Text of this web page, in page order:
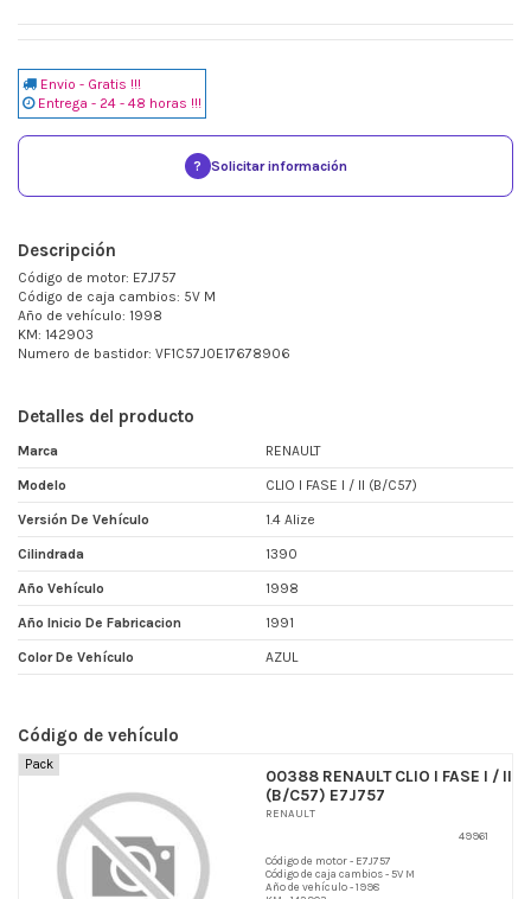
Envio - Gratis !!!
Entrega - 24 - 48 horas !!!
? Solicitar información
Descripción
Código de motor: E7J757
Código de caja cambios: 5V M
Año de vehículo: 1998
KM: 142903
Numero de bastidor: VF1C57J0E17678906
Detalles del producto
Marca RENAULT
Modelo CLIO I FASE I / II (B/C57)
Versión De Vehículo 1.4 Alize
Cilindrada 1390
Año Vehículo 1998
Año Inicio De Fabricacion 1991
Color De Vehículo AZUL
Código de vehículo
Pack
00388 RENAULT CLIO I FASE I / II
(B/C57) E7J757
RENAULT
49961
Código de motor - E7J757
Código de caja cambios - 5V M
Año de vehículo - 1998